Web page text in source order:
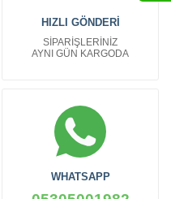
HIZLI GÖNDERİ
SİPARİŞLERİNİZ
AYNI GÜN KARGODA
WHATSAPP